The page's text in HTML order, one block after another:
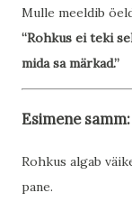
Mulle meeldib
“Rohkus ei teki
mida sa märkad.”
Esimene
Rohkus algab
pane.